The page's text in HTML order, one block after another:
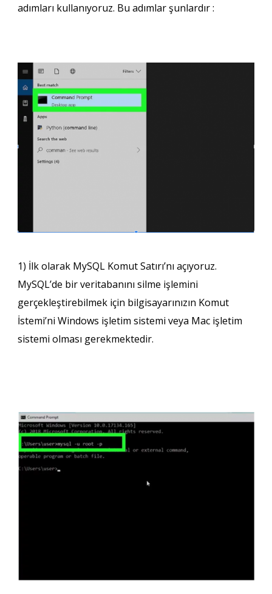
adımları kullanıyoruz. Bu adımlar şunlardır :
1) İlk olarak MySQL Komut Satırı’nı açıyoruz.
MySQL’de birveritabanını silme işlemini
gerçekleştirebilmek için bilgisayarınızın Komut
İstemi’ni Windows işletim sistemi veya Mac işletim
sistemi olması gerekmektedir.